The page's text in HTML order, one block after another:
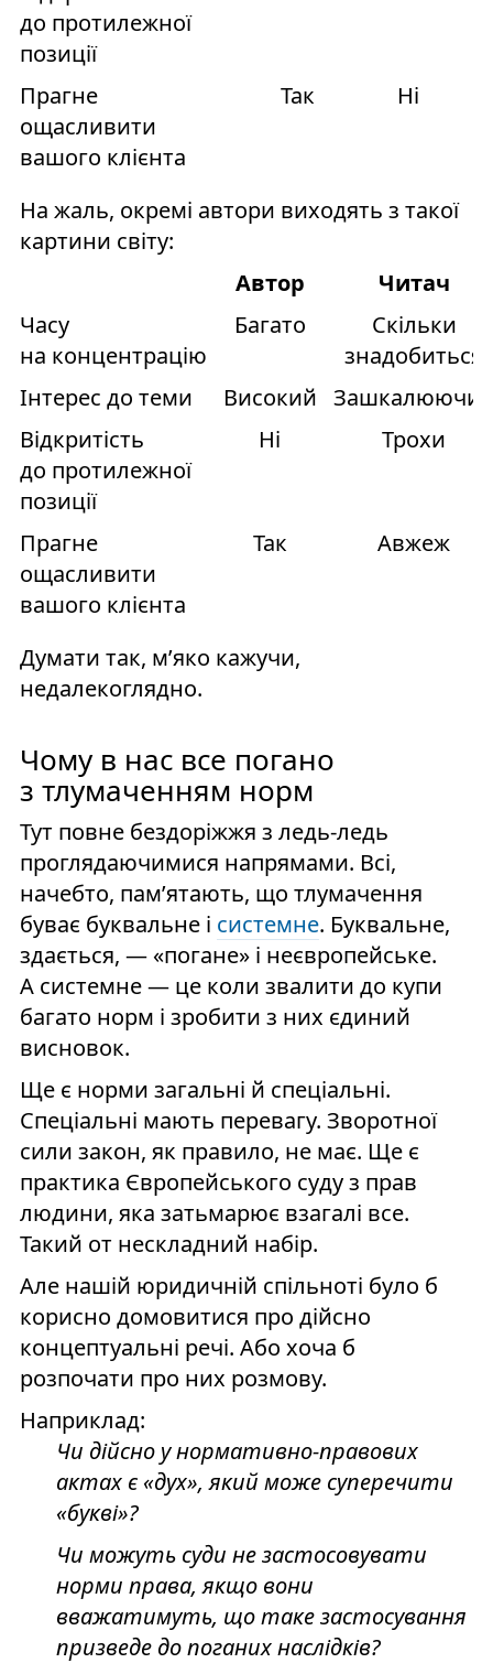
до протилежної
позиції
Прагне
ощасливити
вашого клієнта
Так Ні
На жаль, окремі автори виходять з такої
картини світу:
Автор
Читач
Часу
на концентрацію
Багато
Скільки
знадобиться
Інтерес до теми
Високий
Відкритість
до протилежної
позиції
Ні Трохи
Прагне
ощасливити
вашого клієнта
Так Авжеж
Думати так, м’яко кажучи,
недалекоглядно.
Чому в нас все погано
з тлумаченням норм
Тут повне бездоріжжя з ледь-ледь
проглядаючимися напрямами. Всі,
начебто, пам’ятають, що тлумачення
буває буквальне і системне. Буквальне,
здається, — «погане» і неєвропейське.
А системне — це коли звалити до купи
багато норм і зробити з них єдиний
висновок.
Ще є норми загальні й спеціальні.
Спеціальні мають перевагу. Зворотної
сили закон, як правило, не має. Ще є
практика Європейського суду з прав
людини, яка затьмарює взагалі все.
Такий от нескладний набір.
Але нашій юридичній спільноті було б
корисно домовитися про дійсно
концептуальні речі. Або хоча б
розпочати про них розмову.
Наприклад:
Чи дійсно у нормативно-правових
актах є «дух», який може суперечити
«букві»?
Чи можуть суди не застосовувати
норми права, якщо вони
вважатимуть, що таке застосування
призведе до поганих наслідків?